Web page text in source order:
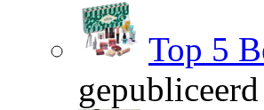
Top 5